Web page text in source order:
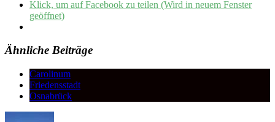
Klick, um auf Facebook zu teilen (Wird in neuem Fenster
geöffnet)
Ähnliche Beiträge
Carolinum
Friedensstadt
Osnabrück